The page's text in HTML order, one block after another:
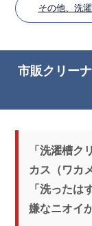
その他、洗
市販クリー
「洗濯槽
カス（ワカ
「洗った
嫌なニオイ